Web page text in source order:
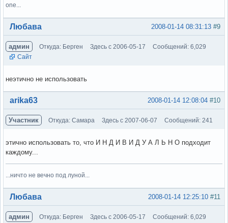
one...
Вне форума #9
2008-01-14 08:31:13
Любава
админ Откуда: Берген Здесь с 2006-05-17
Сообщений: 6,029
Сайт
неэтично не использовать
Вне форума #10
2008-01-14 12:08:04
arika63
Участник Откуда: Самара Здесь с 2007-06-07 Сообщений: 241
этично использовать то, что И Н Д И В И Д У А Л Ь Н О подходит
каждому...
...ничто не вечно под луной...
Вне форума #11
2008-01-14 12:25:10
Любава
админ Откуда: Берген Здесь с 2006-05-17
Сообщений: 6,029